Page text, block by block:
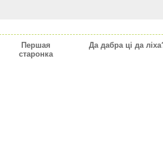
Першая
старонка
Да дабра цi да